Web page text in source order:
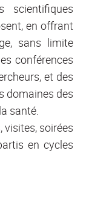
en offrant
sans limite
conférences
et des
domaines des
santé.
visites, soirées
en cycles